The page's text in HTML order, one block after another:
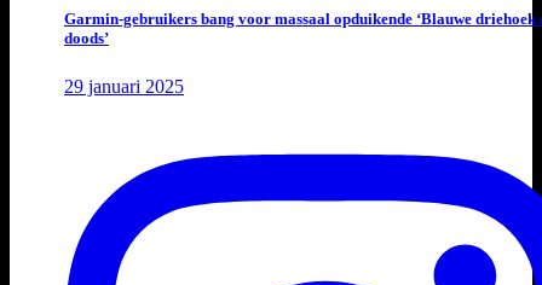
Garmin-gebruikers bang voor massaal opduikende ‘Blauwe driehoek
doods’
29 januari 2025